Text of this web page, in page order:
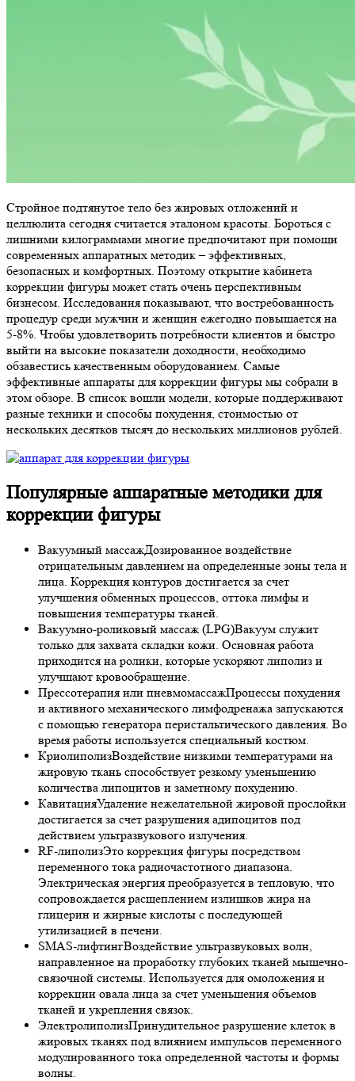
Стройное подтянутое тело без жировых отложений и
целлюлита сегодня считается эталоном красоты. Бороться с
лишними килограммами многие предпочитают при помощи
современных аппаратных методик – эффективных,
безопасных и комфортных. Поэтому открытие кабинета
коррекции фигуры может стать очень перспективным
бизнесом. Исследования показывают, что востребованность
процедур среди мужчин и женщин ежегодно повышается на
5-8%. Чтобы удовлетворить потребности клиентов и быстро
выйти на высокие показатели доходности, необходимо
обзавестись качественным оборудованием. Самые
эффективные аппараты для коррекции фигуры мы собрали в
этом обзоре. В список вошли модели, которые поддерживают
разные техники и способы похудения, стоимостью от
нескольких десятков тысяч до нескольких миллионов рублей.
Популярные аппаратные методики для
коррекции фигуры
Вакуумный массажДозированное воздействие
отрицательным давлением на определенные зоны тела и
лица. Коррекция контуров достигается за счет
улучшения обменных процессов, оттока лимфы и
повышения температуры тканей.
Вакуумно-роликовый массаж (LPG)Вакуум служит
только для захвата складки кожи. Основная работа
приходится на ролики, которые ускоряют липолиз и
улучшают кровообращение.
Прессотерапия или пневмомассажПроцессы похудения
и активного механического лимфодренажа запускаются
с помощью генератора перистальтического давления. Во
время работы используется специальный костюм.
КриолиполизВоздействие низкими температурами на
жировую ткань способствует резкому уменьшению
количества липоцитов и заметному похудению.
КавитацияУдаление нежелательной жировой прослойки
достигается за счет разрушения адипоцитов под
действием ультразвукового излучения.
RF-липолизЭто коррекция фигуры посредством
переменного тока радиочастотного диапазона.
Электрическая энергия преобразуется в тепловую, что
сопровождается расщеплением излишков жира на
глицерин и жирные кислоты с последующей
утилизацией в печени.
SMAS-лифтингВоздействие ультразвуковых волн,
направленное на проработку глубоких тканей мышечно-
связочной системы. Используется для омоложения и
коррекции овала лица за счет уменьшения объемов
тканей и укрепления связок.
ЭлектролиполизПринудительное разрушение клеток в
жировых тканях под влиянием импульсов переменного
модулированного тока определенной частоты и формы
волны.